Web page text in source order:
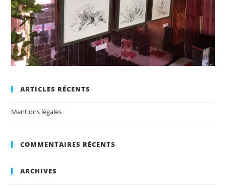
ARTICLES RÉCENTS
Mentions légales
COMMENTAIRES RÉCENTS
ARCHIVES